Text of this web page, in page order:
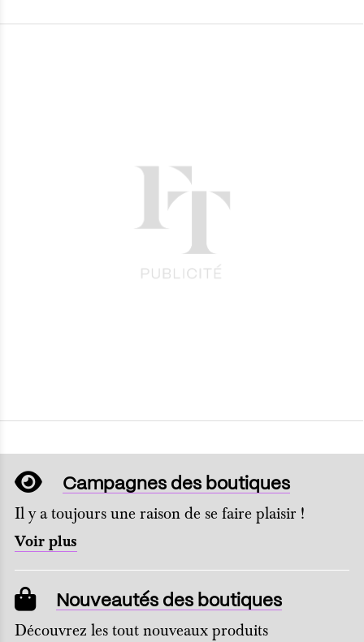
Campagnes des boutiques
Il y a toujours une raison de se faire plaisir !
Voir plus
Nouveautés des boutiques
Découvrez les tout nouveaux produits